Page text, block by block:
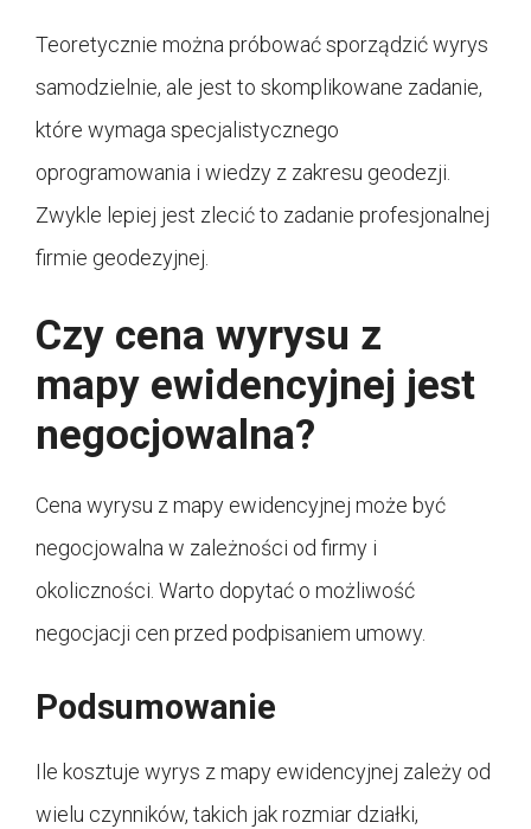
Teoretycznie można próbować sporządzić wyrys
samodzielnie, ale jest to skomplikowane zadanie,
które wymaga specjalistycznego
oprogramowania i wiedzy z zakresu geodezji.
Zwykle lepiej jest zlecić to zadanie profesjonalnej
firmie geodezyjnej.
Czy cena wyrysu z
mapy ewidencyjnej jest
negocjowalna?
Cena wyrysu z mapy ewidencyjnej może być
negocjowalna w zależności od firmy i
okoliczności. Warto dopytać o możliwość
negocjacji cen przed podpisaniem umowy.
Podsumowanie
Ile kosztuje wyrys z mapy ewidencyjnej zależy od
wielu czynników, takich jak rozmiar działki,